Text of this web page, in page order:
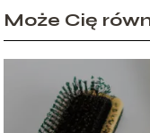
Może Cię